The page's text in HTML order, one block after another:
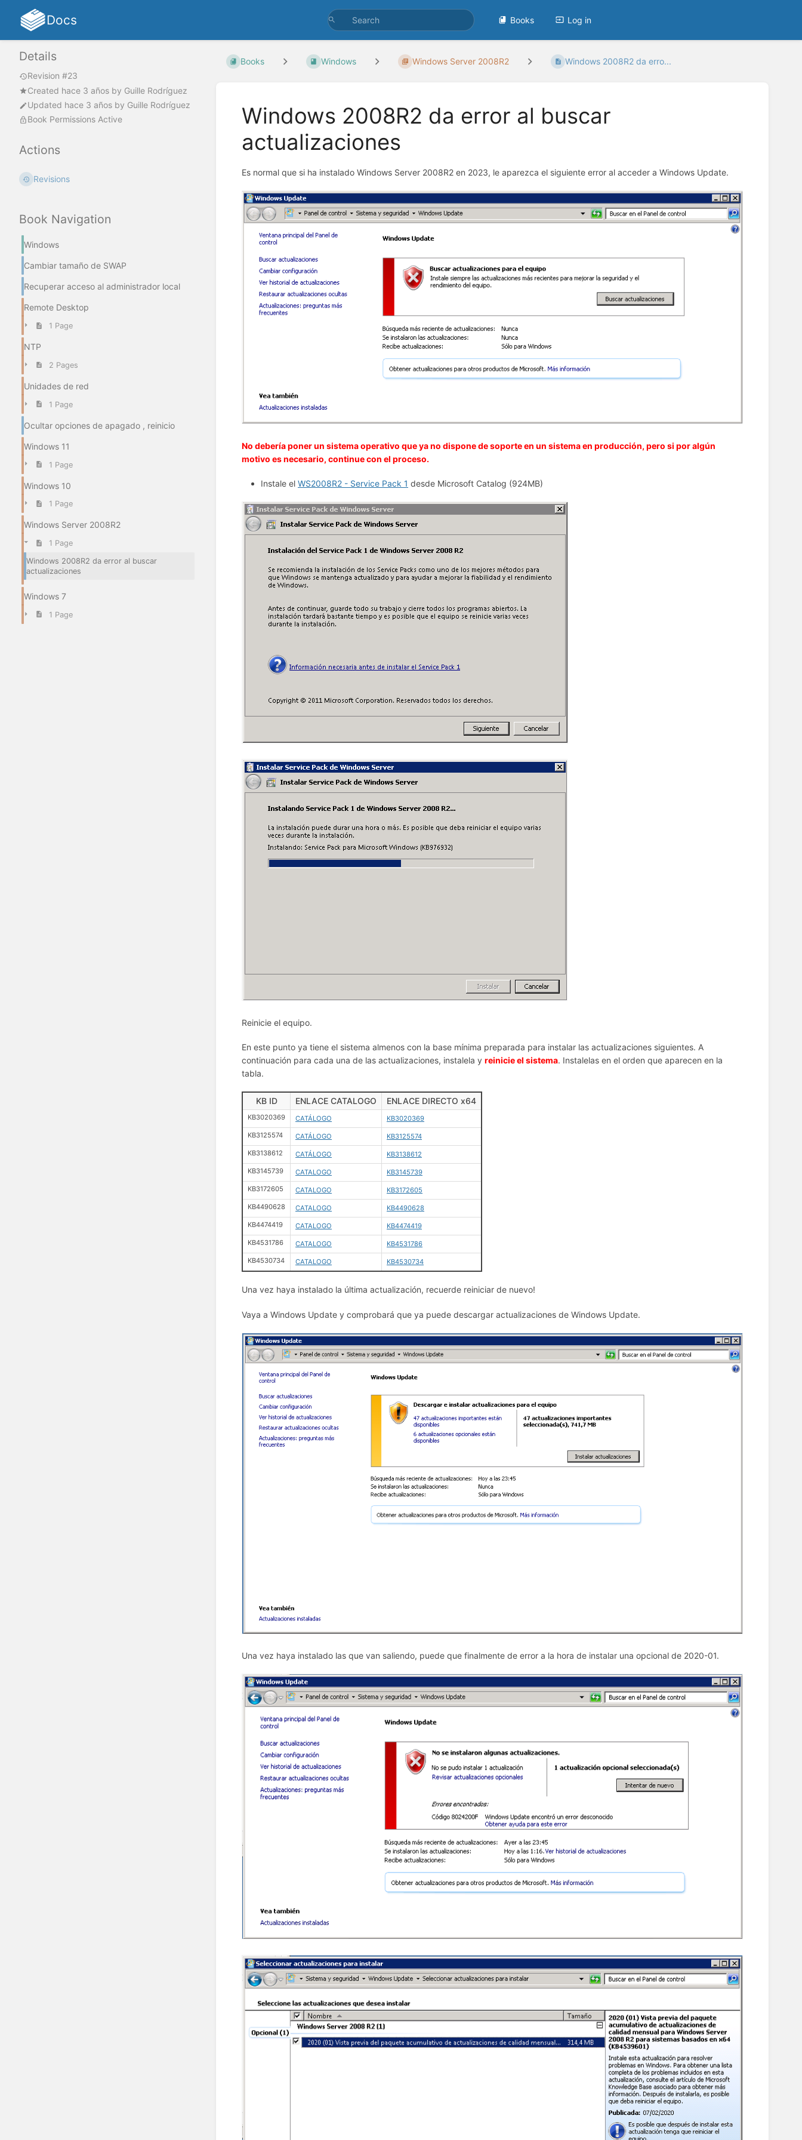
Docs Books Log in
Details
Revision #23
Created hace 3 años by Guille Rodríguez
Updated hace 3 años by Guille Rodríguez
Book Permissions Active
Actions
Revisions
Book Navigation
Windows
Cambiar tamaño de SWAP
Recuperar acceso al administrador local
Remote Desktop
1 Page
NTP
2 Pages
Unidades de red
1 Page
Ocultar opciones de apagado , reinicio
Windows 11
1 Page
Windows 10
1 Page
Windows Server 2008R2
1 Page
Windows 2008R2 da error al buscar
actualizaciones
Windows 7
1 Page
Books Windows Windows Server 2008R2 Windows 2008R2 da erro...
Windows 2008R2 da error al buscar
actualizaciones
Es normal que si ha instalado Windows Server 2008R2 en 2023, le aparezca el siguiente error al acceder a Windows Update.
No debería poner un sistema operativo que ya no dispone de soporte en un sistema en producción, pero si por algún
motivo es necesario, continue con el proceso.
Instale el WS2008R2 - Service Pack 1 desde Microsoft Catalog (924MB)
Reinicie el equipo.
En este punto ya tiene el sistema almenos con la base mínima preparada para instalar las actualizaciones siguientes. A
continuación para cada una de las actualizaciones, instalela y reinicie el sistema. Instalelas en el orden que aparecen en la
tabla.
KB ID ENLACE CATALOGO ENLACE DIRECTO x64
KB3020369 CATÁLOGO
KB3020369
KB3125574
CATÁLOGO
KB3125574
KB3138612
CATÁLOGO
KB3138612
KB3145739
CATALOGO
KB3145739
KB3172605
CATALOGO
KB3172605
KB4490628
CATALOGO
KB4490628
KB4474419
CATALOGO
KB4474419
KB4531786
CATALOGO
KB4531786
KB4530734
CATALOGO KB4530734
Una vez haya instalado la última actualización, recuerde reiniciar de nuevo!
Vaya a Windows Update y comprobará que ya puede descargar actualizaciones de Windows Update.
Una vez haya instalado las que van saliendo, puede que finalmente de error a la hora de instalar una opcional de 2020-01.